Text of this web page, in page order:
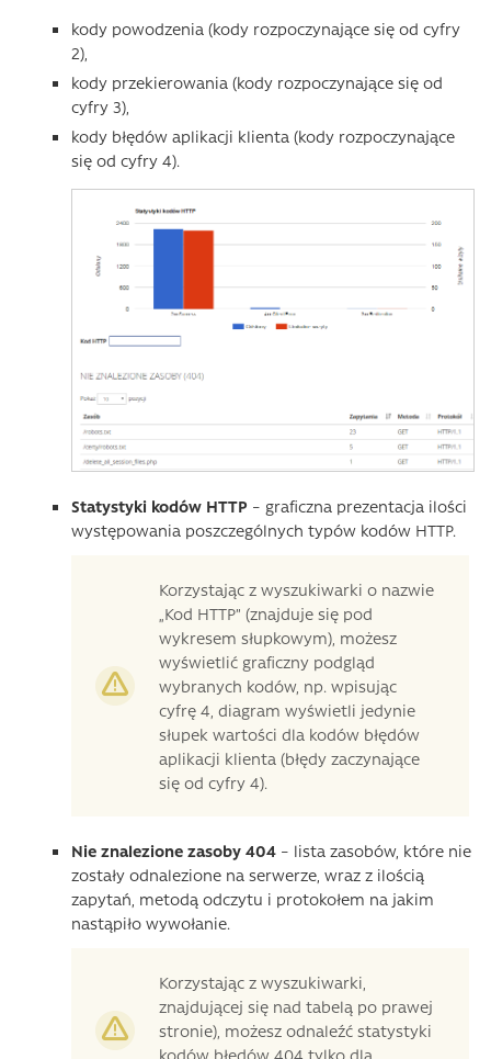
kody powodzenia (kody rozpoczynające się od cyfry
2),
kody przekierowania (kody rozpoczynające się od
cyfry 3),
kody błędów aplikacji klienta (kody rozpoczynające
się od cyfry 4).
Statystyki kodów HTTP – graficzna prezentacja ilości
występowania poszczególnych typów kodów HTTP.
Korzystając z wyszukiwarki o nazwie
„Kod HTTP” (znajduje się pod
wykresem słupkowym), możesz
wyświetlić graficzny podgląd
wybranych kodów, np. wpisując
cyfrę 4, diagram wyświetli jedynie
słupek wartości dla kodów błędów
aplikacji klienta (błędy zaczynające
się od cyfry 4).
Nie znalezione zasoby 404 – lista zasobów, które nie
zostały odnalezione na serwerze, wraz z ilością
zapytań, metodą odczytu i protokołem na jakim
nastąpiło wywołanie.
Korzystając z wyszukiwarki,
znajdującej się nad tabelą po prawej
stronie), możesz odnaleźć statystyki